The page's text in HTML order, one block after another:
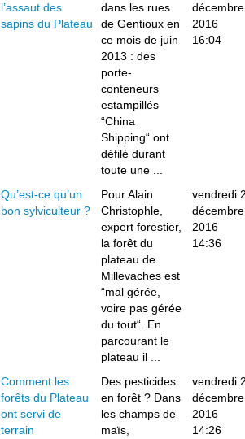
l’assaut des
sapins du Plateau
dans les rues
de Gentioux en
ce mois de juin
2013 : des
porte-
conteneurs
estampillés
“China
Shipping“ ont
défilé durant
toute une ...
décembre
2016
16:04
Qu’est-ce qu’un
bon sylviculteur ?
Pour Alain
Christophle,
expert forestier,
la forêt du
plateau de
Millevaches est
“mal gérée,
voire pas gérée
du tout“. En
parcourant le
plateau il ...
vendredi
décembre
2016
14:36
Comment les
forêts du Plateau
ont servi de
terrain
Des pesticides
en forêt ? Dans
les champs de
maïs,
vendredi
décembre
2016
14:26